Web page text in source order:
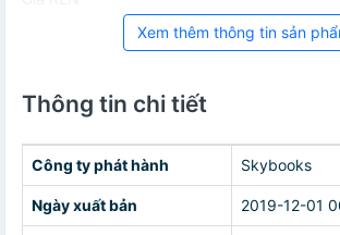
Xem thêm thông tin sản
Thông tin chi tiết
Công ty phát hành Skybooks
Ngày xuất bản 2019-12-01